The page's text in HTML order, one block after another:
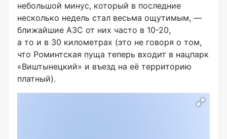
небольшой минус, который в последние
несколько недель стал весьма ощутимым, —
ближайшие АЗС от них часто в 10-20,
а то и в 30 километрах (это не говоря о том,
что Роминтская пуща теперь входит в нацпарк
«Виштынецкий» и въезд на её территорию
платный).